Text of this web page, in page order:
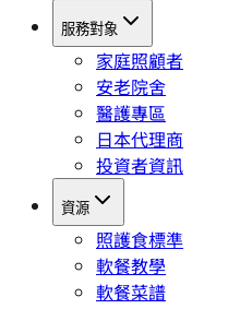
服務對象
家庭照顧者
安老院舍
醫護專區
日本代理商
投資者資訊
資源
照護食標準
軟餐教學
軟餐菜譜